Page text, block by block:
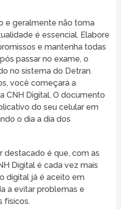
e geralmente não toma
é essencial. Elabore
e mantenha todas
passar no exame, o
no sistema do Detran.
você começará a
CNH Digital. O documento
do seu celular em
o dia a dia dos
destacado é que, com as
Digital é cada vez mais
digital já é aceito em
a evitar problemas e
físicos.